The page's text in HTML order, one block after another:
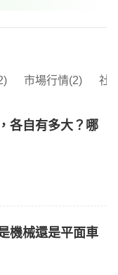
市場行情(2) 社
各自有多大？哪
機械還是平面車